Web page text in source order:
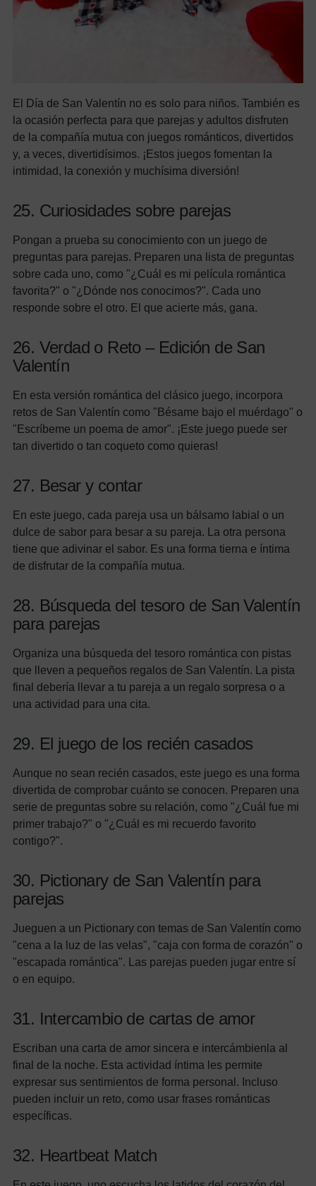
El Día de San Valentín no es solo para niños. También es
la ocasión perfecta para que parejas y adultos disfruten
de la compañía mutua con juegos románticos, divertidos
y, a veces, divertidísimos. ¡Estos juegos fomentan la
intimidad, la conexión y muchísima diversión!
25. Curiosidades sobre parejas
Pongan a prueba su conocimiento con un juego de
preguntas para parejas. Preparen una lista de preguntas
sobre cada uno, como "¿Cuál es mi película romántica
favorita?" o "¿Dónde nos conocimos?". Cada uno
responde sobre el otro. El que acierte más, gana.
26. Verdad o Reto – Edición de San
Valentín
En esta versión romántica del clásico juego, incorpora
retos de San Valentín como "Bésame bajo el muérdago" o
"Escríbeme un poema de amor". ¡Este juego puede ser
tan divertido o tan coqueto como quieras!
27. Besar y contar
En este juego, cada pareja usa un bálsamo labial o un
dulce de sabor para besar a su pareja. La otra persona
tiene que adivinar el sabor. Es una forma tierna e íntima
de disfrutar de la compañía mutua.
28. Búsqueda del tesoro de San Valentín
para parejas
Organiza una búsqueda del tesoro romántica con pistas
que lleven a pequeños regalos de San Valentín. La pista
final debería llevar a tu pareja a un regalo sorpresa o a
una actividad para una cita.
29. El juego de los recién casados
Aunque no sean recién casados, este juego es una forma
divertida de comprobar cuánto se conocen. Preparen una
serie de preguntas sobre su relación, como "¿Cuál fue mi
primer trabajo?" o "¿Cuál es mi recuerdo favorito
contigo?".
30. Pictionary de San Valentín para
parejas
Jueguen a un Pictionary con temas de San Valentín como
"cena a la luz de las velas", "caja con forma de corazón" o
"escapada romántica". Las parejas pueden jugar entre sí
o en equipo.
31. Intercambio de cartas de amor
Escriban una carta de amor sincera e intercámbienla al
final de la noche. Esta actividad íntima les permite
expresar sus sentimientos de forma personal. Incluso
pueden incluir un reto, como usar frases románticas
específicas.
32. Heartbeat Match